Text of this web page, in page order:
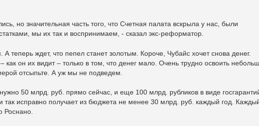
но значительная часть того, что Счетная палата вскрыла у нас, были
мы их так и воспринимаем, - сказал экс-реформатор.
теперь ждет, что пепел станет золотым. Короче, Чубайс хочет снова денег.
как он их видит – только в том, что денег мало. Очень трудно освоить
отсыпьте. А уж мы не подведем.
50 млрд. руб. прямо сейчас, и еще 100 млрд. рубликов в виде
так исправно получает из бюджета не менее 30 млрд. руб. каждый год.
Роснано.